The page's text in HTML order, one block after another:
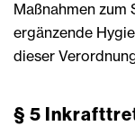
Maßnahmen
ergänzende
dieser
§ 5